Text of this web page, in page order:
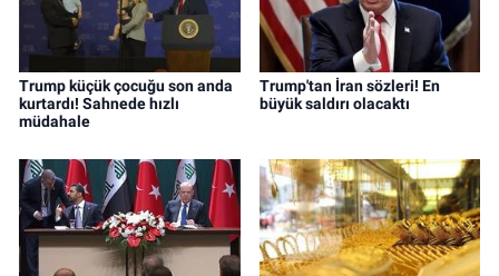
Trump küçük çocuğu son anda
kurtardı! Sahnede hızlı
müdahale
Trump'tan İran sözleri! En
büyük saldırı olacaktı